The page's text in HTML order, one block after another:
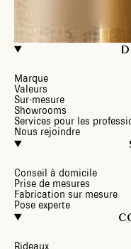
Marque
Valeurs
Sur-mesure
Showrooms
Services pour les
Nous rejoindre
Conseil à domicile
Prise de mesures
Fabrication sur mesure
Pose experte
Rideaux